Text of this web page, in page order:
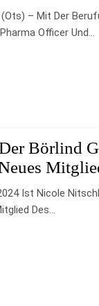
– Mit Der
Officer Und…
Börlind
Ist Nicole
Des…